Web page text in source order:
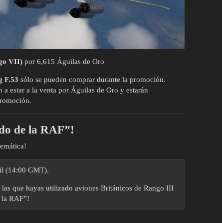
VII)por 6,615 Águilas de Oro
F.53 sólo se pueden comprar durante la promoción.
estar a la venta por Águilas de Oro y estarán
de la RAF”!
(14:00 GMT).
que hayas utilizado aviones Británicos de Rango III
RAF”!